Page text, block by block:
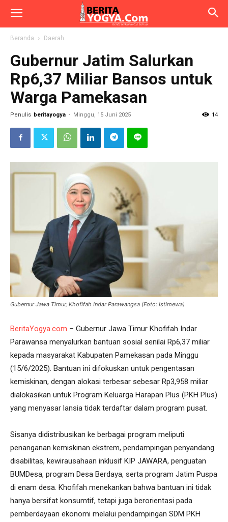
Beranda Daerah
Gubernur Jatim Salurkan
Rp6,37 Miliar Bansos untuk
Warga Pamekasan
Penulis beritayogya - Minggu, 15 Juni 2025 14
Gubernur Jawa Timur, Khofifah Indar Parawangsa (Foto: Istimewa)
BeritaYogya.com – Gubernur Jawa Timur Khofifah Indar
Parawansa menyalurkan bantuan sosial senilai Rp6,37 miliar
kepada masyarakat Kabupaten Pamekasan pada Minggu
(15/6/2025). Bantuan ini difokuskan untuk pengentasan
kemiskinan, dengan alokasi terbesar sebesar Rp3,958 miliar
dialokasikan untuk Program Keluarga Harapan Plus (PKH Plus)
yang menyasar lansia tidak terdaftar dalam program pusat.
Sisanya didistribusikan ke berbagai program meliputi
penanganan kemiskinan ekstrem, pendampingan penyandang
disabilitas, kewirausahaan inklusif KIP JAWARA, penguatan
BUMDesa, program Desa Berdaya, serta program Jatim Puspa
di enam desa. Khofifah menekankan bahwa bantuan ini tidak
hanya bersifat konsumtif, tetapi juga berorientasi pada
pemberdayaan ekonomi melalui pendampingan SDM PKH